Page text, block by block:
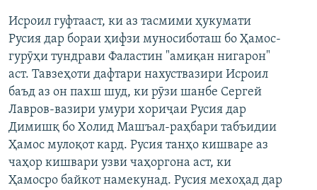
Ҷаҳиш
ба
ҷустор
ОСИЁИ МАРКАЗӢ
ФАРҲАНГ
МЕҲМОНИ ОЗОДӢ
ВАРЗИШ
ҶАНГ ДАР УКРАИНА
НАЗАРИ МАРДУМ
БЛОГИСТОН
ОЗОДӢ ОНЛАЙН
ЧАНДРАСОНАӢ
ВИДЕО
НИГОРИСТОН
ГУЗОРИШҲОИ РАДИОӢ
РӮЙХАТҲО
КИТОБҲОИ ОЗОДӢ
Русский
Исроил гуфтааст, ки аз тасмими ҳукумати
Русия дар бораи ҳифзи муносиботаш бо Ҳамос-
гурӯҳи тундрави Фаластин "амиқан нигарон"
аст. Тавзеҳоти дафтари нахуствазири Исроил
баъд аз он пахш шуд, ки рӯзи шанбе Сергей
Лавров-вазири умури хориҷаи Русия дар
Димишқ бо Холид Машъал-раҳбари табъидии
Ҳамос мулоқот кард. Русия танҳо кишваре аз
чаҳор кишвари узви чаҳоргона аст, ки
Ҳамосро байкот намекунад. Русия мехоҳад дар